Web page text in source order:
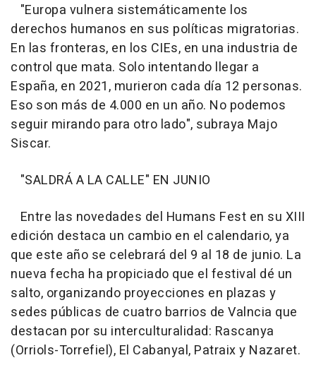
"Europa vulnera sistemáticamente los
derechos humanos en sus políticas migratorias.
En las fronteras, en los CIEs, en una industria de
control que mata. Solo intentando llegar a
España, en 2021, murieron cada día 12 personas.
Eso son más de 4.000 en un año. No podemos
seguir mirando para otro lado", subraya Majo
Siscar.
"SALDRÁ A LA CALLE" EN JUNIO
Entre las novedades del Humans Fest en su XIII
edición destaca un cambio en el calendario, ya
que este año se celebrará del 9 al 18 de junio. La
nueva fecha ha propiciado que el festival dé un
salto, organizando proyecciones en plazas y
sedes públicas de cuatro barrios de Valncia que
destacan por su interculturalidad: Rascanya
(Orriols-Torrefiel), El Cabanyal, Patraix y Nazaret.